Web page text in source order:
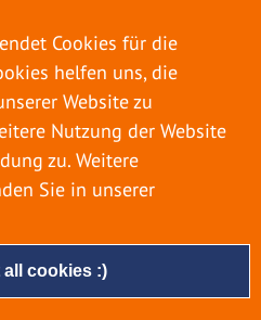
Dabei zieht es die Einen
bleiben dann doch
Sie für eine längere
gibt es einige Dinge zu
anschließend eine böse
wartet. Um einen
Urlaub zu […]
all cookies :)
Cookies für die
helfen uns, die
Website zu
Nutzung der Website
zu. Weitere
Sie in unserer